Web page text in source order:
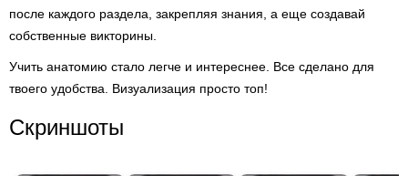
после каждого раздела, закрепляя знания, а еще создавай
собственные викторины.
Учить анатомию стало легче и интереснее. Все сделано для
твоего удобства. Визуализация просто топ!
Скриншоты